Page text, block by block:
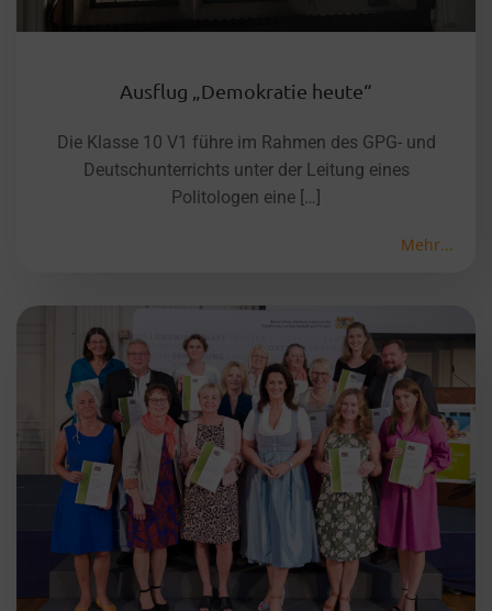
Ausflug „Demokratie heute“
Die Klasse 10 V1 führe im Rahmen des GPG- und
Deutschunterrichts unter der Leitung eines
Politologen eine […]
Mehr...